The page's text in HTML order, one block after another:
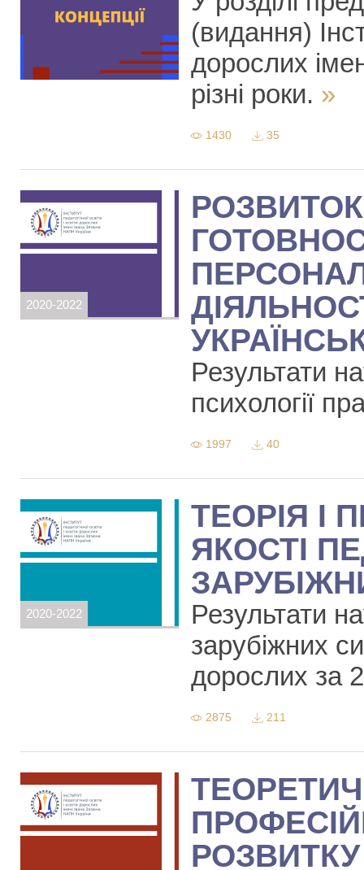
(видання)
дорослих
різні роки. »
1430 35
2020-2022
Результати
психології
1997 40
2020-2022
ТЕОРІЯ І
ЯКОСТІ
Результати
зарубіжних
дорослих за
2875 211